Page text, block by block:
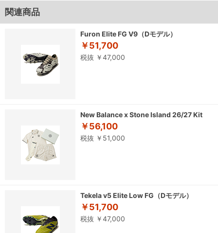
関連商品
Furon Elite FG V9（Dモデル）
￥51,700
税抜 ￥47,000
New Balance x Stone Island 26/27 Kit
￥56,100
税抜 ￥51,000
Tekela v5 Elite Low FG（Dモデル）
￥51,700
税抜 ￥47,000